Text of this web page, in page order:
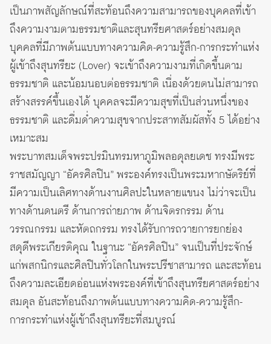
เป็นภาพสัญลักษณ์ที่สะท้อนถึงความสามารถของบุคคลที่เข้า
ถึงความงามตามธรรมชาติและสุนทรียศาสตร์อย่างสมดุล
บุคคลที่มีภาพต้นแบบทางความคิด-ความรู้สึก-การกระทำแห่ง
ผู้เข้าถึงสุนทรียะ (Lover) จะเข้าถึงความงามที่เกิดขึ้นตาม
ธรรมชาติ และน้อมนอบต่อธรรมชาติ เนื่องด้วยตนไม่สามารถ
สร้างสรรค์ขึ้นเองได้ บุคคลจะมีความสุขที่เป็นส่วนหนึ่งของ
ธรรมชาติ และดื่มด่ำความสุขจากประสาทสัมผัสทั้ง 5 ได้อย่าง
เหมาะสม
พระบาทสมเด็จพระปรมินทรมหาภูมิพลอดุลยเดช ทรงมีพระ
ราชสมัญญา “อัครศิลปิน” พระองค์ทรงเป็นพระมหากษัตริย์ที่
มีความเป็นเลิศทางด้านงานศิลปะในหลายแขนง ไม่ว่าจะเป็น
ทางด้านดนตรี ด้านการถ่ายภาพ ด้านจิตรกรรม ด้าน
วรรณกรรม และหัตถกรรม ทรงได้รับการถวายการยกย่อง
สดุดีพระเกียรติคุณ ในฐานะ “อัครศิลปิน” จนเป็นที่ประจักษ์
แก่พสกนิกรและศิลปินทั่วโลกในพระปรีชาสามารถ และสะท้อน
ถึงความละเอียดอ่อนแห่งพระองค์ที่เข้าถึงสุนทรียศาสตร์อย่าง
สมดุล อันสะท้อนถึงภาพต้นแบบทางความคิด-ความรู้สึก-
การกระทำแห่งผู้เข้าถึงสุนทรียะที่สมบูรณ์